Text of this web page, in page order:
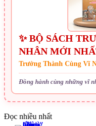
✨ BỘ SÁCH
NHÂN MỚI
Trưởng Thành Cùng Vĩ
Đồng hành cùng những vĩ
Đọc nhiều nhất